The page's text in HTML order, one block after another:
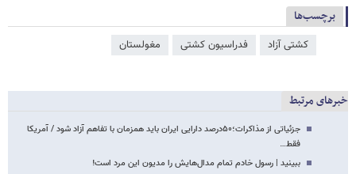
برچسب‌ها
کشتی آزاد فدراسیون کشتی مغولستان
خبرهای مرتبط
جزئیاتی از مذاکرات؛۵۰درصد دارایی ایران باید همزمان با تفاهم آزاد شود / آمریکا
فقط…
ببینید | رسول خادم تمام مدال‌هایش را مدیون این مرد است!